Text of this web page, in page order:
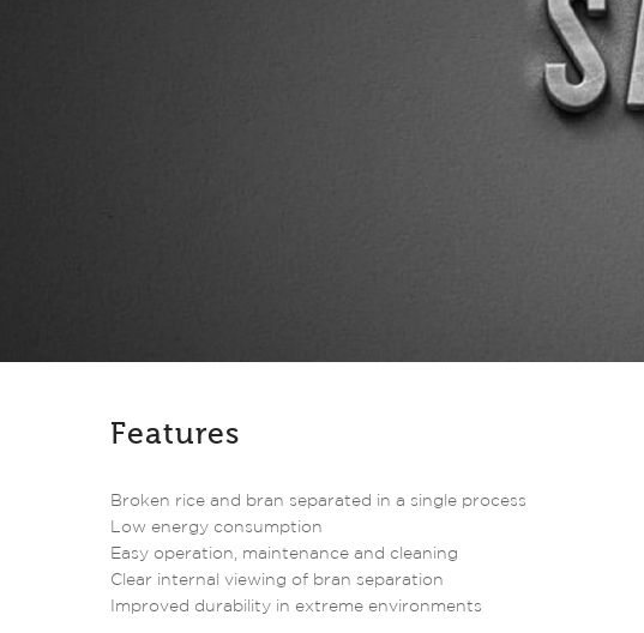
Features
Broken rice and bran separated in a single process
Low energy consumption
Easy operation, maintenance and cleaning
Clear internal viewing of bran separation
Improved durability in extreme environments